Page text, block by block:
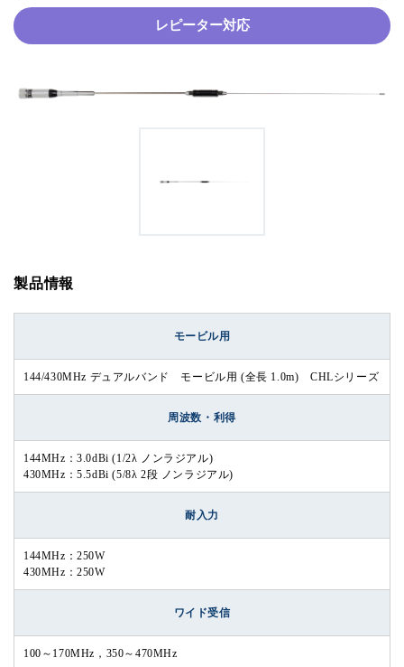
レピーター対応
製品情報
モービル用
144/430MHz デュアルバンド モービル用 (全長 1.0m) CHLシリーズ
周波数・利得
144MHz：3.0dBi (1/2λ ノンラジアル)
430MHz：5.5dBi (5/8λ 2段 ノンラジアル)
耐入力
144MHz：250W
430MHz：250W
ワイド受信
100～170MHz，350～470MHz